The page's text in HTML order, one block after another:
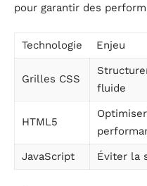
pour garantir des
Technologie Enjeu
Grilles CSS
fluide
HTML5
JavaScript
Éviter la